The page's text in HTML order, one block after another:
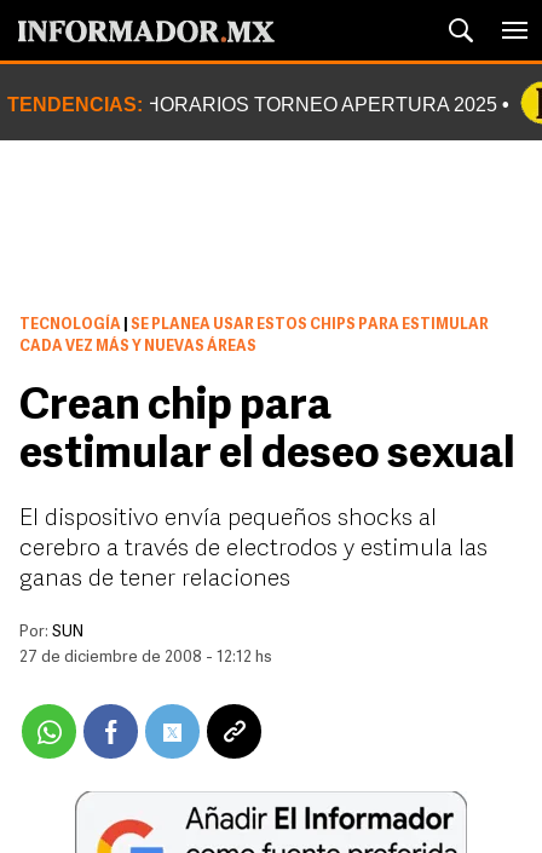
TENDENCIAS: HORARIOS TORNEO APERTURA 2025
TECNOLOGÍA
SE PLANEA USAR ESTOS CHIPS PARA ESTIMULAR
CADA VEZ MÁS Y NUEVAS ÁREAS
Crean chip para
estimular el deseo sexual
El dispositivo envía pequeños shocks al
cerebro a través de electrodos y estimula las
ganas de tener relaciones
Por: SUN
27 de diciembre de 2008 - 12:12 hs